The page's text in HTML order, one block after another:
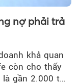
nợ phải trả
khả quan
còn cho thấy
là gần 2.000 tỷ